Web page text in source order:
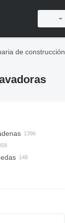
de construcción